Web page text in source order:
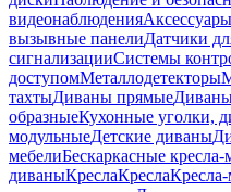
видеонаблюдения
вызывные панелиДатчики
сигнализацииСистемы
доступомМеталлодетекторы
тахтыДиваны прямые
образныеКухонные уголки,
модульныеДетские диваны
мебелиБескаркасные
диваныКреслаКресла